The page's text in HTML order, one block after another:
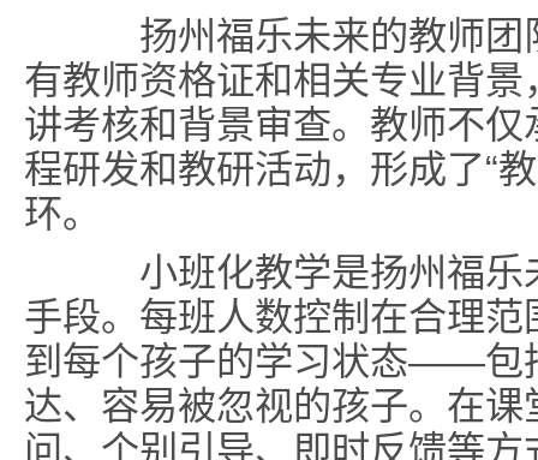
扬州福乐未来的教师团
有教师资格证和相关专业背
讲考核和背景审查。教师不
程研发和教研活动，形成了“
环。
小班化教学是扬州福乐
手段。每班人数控制在合理
到每个孩子的学习状态——包
达、容易被忽视的孩子。在
问、个别引导、即时反馈等